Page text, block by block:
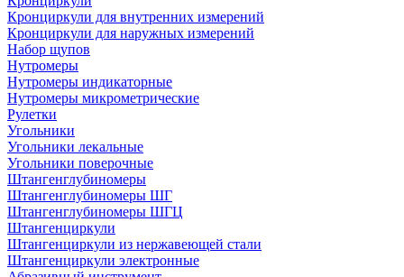
Кронциркули для внутренних измерений
Кронциркули для наружных измерений
Набор щупов
Нутромеры
Нутромеры индикаторные
Нутромеры микрометрические
Рулетки
Угольники
Угольники лекальные
Угольники поверочные
Штангенглубиномеры
Штангенглубиномеры ШГ
Штангенглубиномеры ШГЦ
Штангенциркули
Штангенциркули из нержавеющей стали
Штангенциркули электронные